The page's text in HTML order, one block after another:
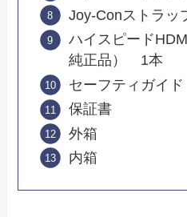
Joy-Conストラ
ハイスピード
純正品） 1本
セーフティガイ
保証書
外箱
内箱